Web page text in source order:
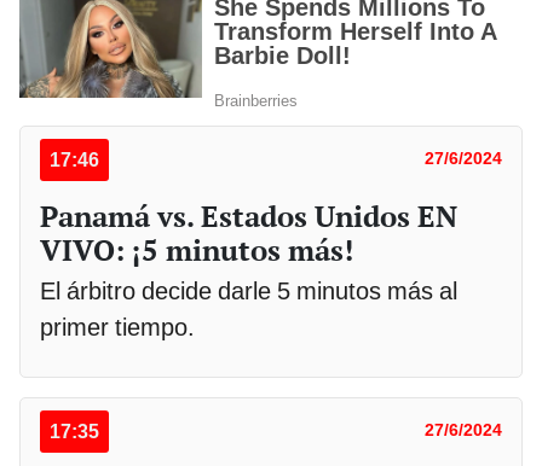
17:46 27/6/2024
Panamá vs. Estados Unidos EN
VIVO: ¡5 minutos más!
El árbitro decide darle 5 minutos más al
primer tiempo.
17:35 27/6/2024